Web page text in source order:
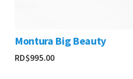
Montura Big Beauty
RD$995.00